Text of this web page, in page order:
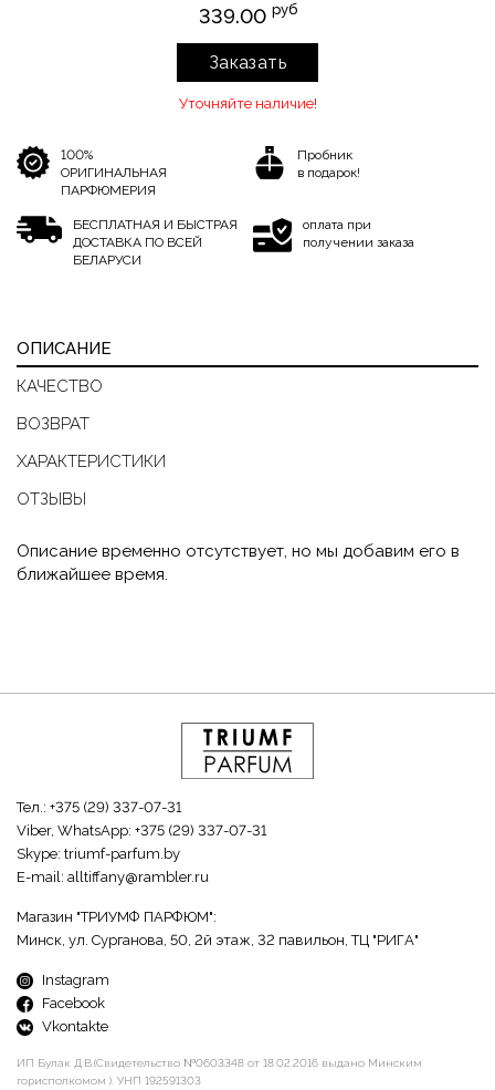
339.00 руб
Заказать
Уточняйте наличие!
100%
ОРИГИНАЛЬНАЯ
ПАРФЮМЕРИЯ
Пробник
в подарок!
БЕСПЛАТНАЯ И БЫСТРАЯ
ДОСТАВКА ПО ВСЕЙ
БЕЛАРУСИ
оплата при
получении заказа
ОПИСАНИЕ
КАЧЕСТВО
ВОЗВРАТ
ХАРАКТЕРИСТИКИ
ОТЗЫВЫ
Описание временно отсутствует, но мы добавим его в
ближайшее время.
Тел.: +375 (29) 337-07-31
Viber, WhatsApp: +375 (29) 337-07-31
Skype: triumf-parfum.by
E-mail: alltiffany@rambler.ru
Магазин "ТРИУМФ ПАРФЮМ":
Минск, ул. Сурганова, 50, 2й этаж, 32 павильон, ТЦ "РИГА"
Instagram
Facebook
Vkontakte
ИП Булак Д.В.(Свидетельство №0603348 от 18.02.2016 выдано Минским
горисполкомом ). УНП 192591303